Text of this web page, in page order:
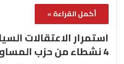
أكمل القراءة »
استمرار الاعتقالات
4 نشطاء من حزب المساواة